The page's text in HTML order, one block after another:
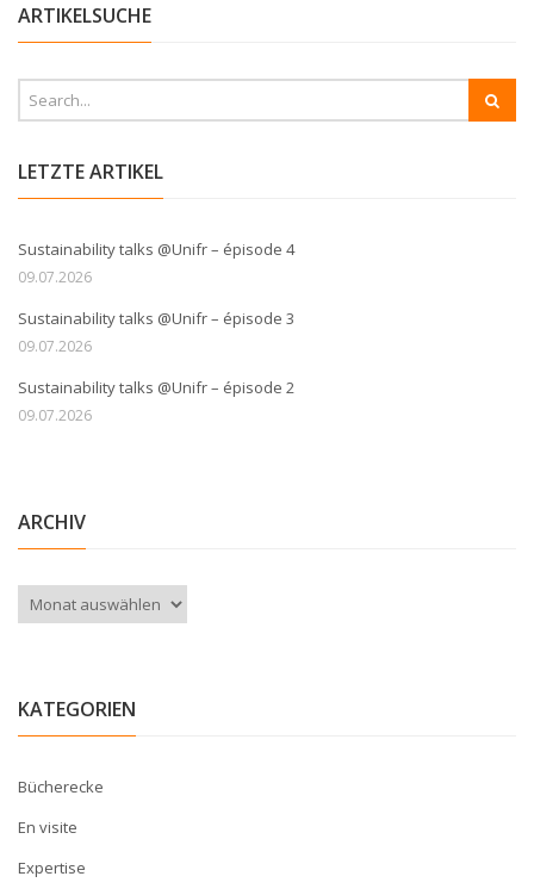
ARTIKELSUCHE
LETZTE ARTIKEL
Sustainability talks @Unifr – épisode 4
09.07.2026
Sustainability talks @Unifr – épisode 3
09.07.2026
Sustainability talks @Unifr – épisode 2
09.07.2026
ARCHIV
Archiv
KATEGORIEN
Bücherecke
En visite
Expertise